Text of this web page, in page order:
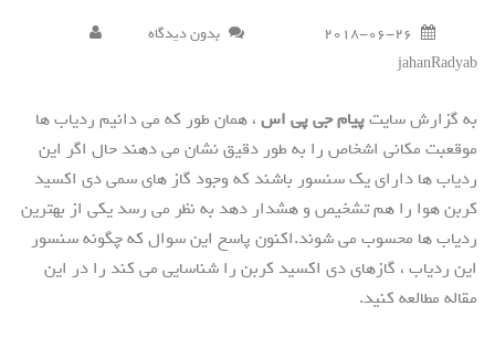
2018-06-26
بدون دیدگاه
jahanRadyab
به گزارش سایتپیام جی پی اس، همان طور که می دانیم ردیاب ها
موقعبت مکانی اشخاص را به طور دقیق نشان می دهند حال اگر این
ردیاب ها دارای یک سنسور باشند که وجود گاز های سمی دی اکسید
کربن هوا را هم تشخیص و هشدار دهد به نظر می رسد یکی از بهترین
ردیاب ها محسوب می شوند.اکنون پاسخ این سوال که چگونه سنسور
این ردیاب ، گازهای دی اکسید کربن را شناسایی می کند را در این
مقاله مطالعه کنید.